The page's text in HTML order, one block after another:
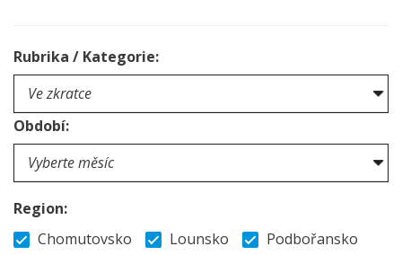
Rubrika / Kategorie:
Období:
Region:
Chomutovsko
Lounsko
Podbořansko